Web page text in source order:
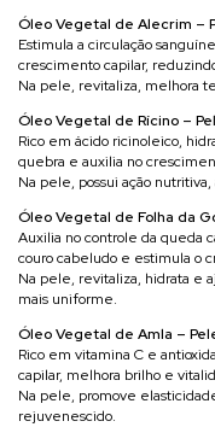
Óleo Vegetal de Alecrim –
Estimula a circulação
crescimento capilar,
Na pele, revitaliza, melhora
Óleo Vegetal de Rícino –
Rico em ácido ricinoleico,
quebra e auxilia no
Na pele, possui ação
Óleo Vegetal de Folha da
Auxilia no controle da queda
couro cabeludo e estimula o
Na pele, revitaliza, hidrata e
mais uniforme.
Óleo Vegetal de Amla –
Rico em vitamina C e
capilar, melhora brilho e
Na pele, promove
rejuvenescido.